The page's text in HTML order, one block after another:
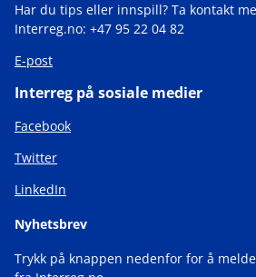
Har du tips eller innspill? Ta kontakt
Interreg.no: +47 95 22 04 82
E-post
Interreg på sosiale medier
Facebook
Twitter
LinkedIn
Nyhetsbrev
Trykk på knappen nedenfor for å